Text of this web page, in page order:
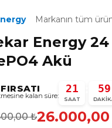
akü için çok teşekkür
oldu ellerine
Markanın tüm
Energy 24
Akü
kalan süre:
21
SAAT
59
₺26.000,00